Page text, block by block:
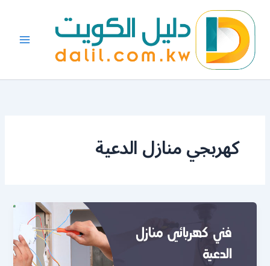
المحتوى
كهربجي منازل الدعية